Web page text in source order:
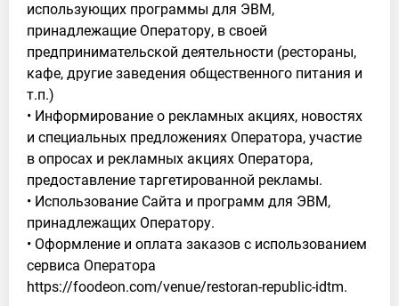
использующих программы для ЭВМ,
принадлежащие Оператору, в своей
предпринимательской деятельности (рестораны,
кафе, другие заведения общественного питания и
т.п.)
• Информирование о рекламных акциях, новостях
и специальных предложениях Оператора, участие
в опросах и рекламных акциях Оператора,
предоставление таргетированной рекламы.
• Использование Сайта и программ для ЭВМ,
принадлежащих Оператору.
• Оформление и оплата заказов с использованием
сервиса Оператора
https://foodeon.com/venue/restoran-republic-idtm.